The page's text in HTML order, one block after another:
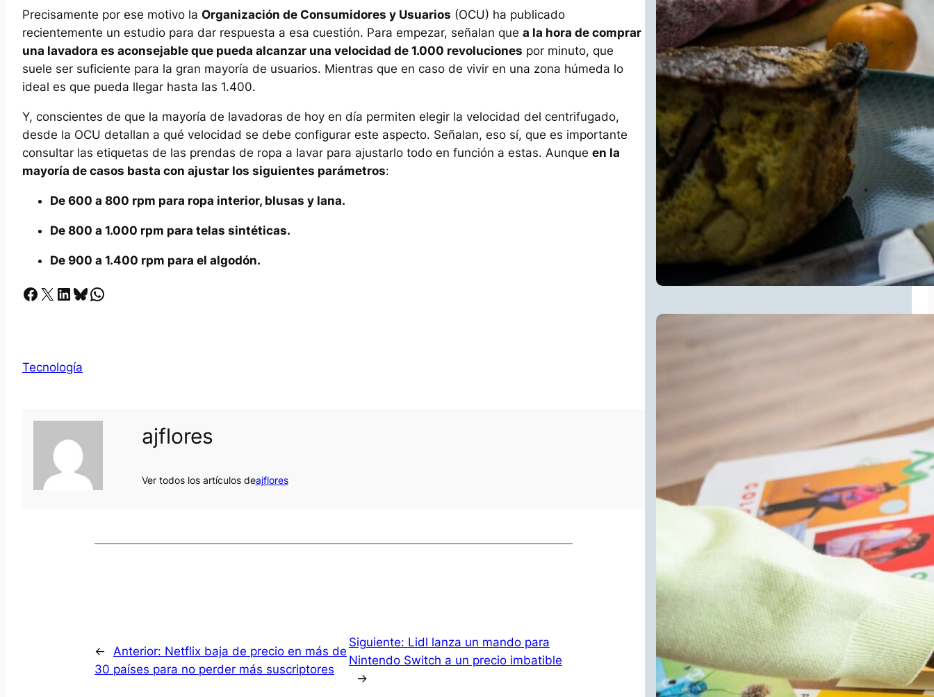
Precisamente por ese motivo la Organización de Consumidores y Usuarios (OCU) ha publicado
recientemente un estudio para dar respuesta a esa cuestión. Para empezar, señalan que a la hora de comprar
una lavadora es aconsejable que pueda alcanzar una velocidad de 1.000 revoluciones por minuto, que
suele ser suficiente para la gran mayoría de usuarios. Mientras que en caso de vivir en una zona húmeda lo
ideal es que pueda llegar hasta las 1.400.
Y, conscientes de que la mayoría de lavadoras de hoy en día permiten elegir la velocidad del centrifugado,
desde la OCU detallan a qué velocidad se debe configurar este aspecto. Señalan, eso sí, que es importante
consultar las etiquetas de las prendas de ropa a lavar para ajustarlo todo en función a estas. Aunque en la
mayoría de casos basta con ajustar los siguientes parámetros:
De 600 a 800 rpm para ropa interior, blusas y lana.
De 800 a 1.000 rpm para telas sintéticas.
De 900 a 1.400 rpm para el algodón.
Facebook X LinkedIn Bluesky Whatsapp
Tecnología
ajflores
Ver todos los artículos deajflores
← Anterior: Netflix baja de precio en más de
30 países para no perder más suscriptores
Siguiente: Lidl lanza un mando para
Nintendo Switch a un precio imbatible
→